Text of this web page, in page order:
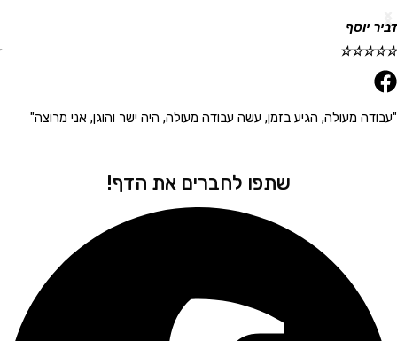
☆
☆
מעולה, הגיע בזמן, עשה עבודה מעולה, היה ישר והוגן, אני מרוצה"
שתפו לחברים את הדף!